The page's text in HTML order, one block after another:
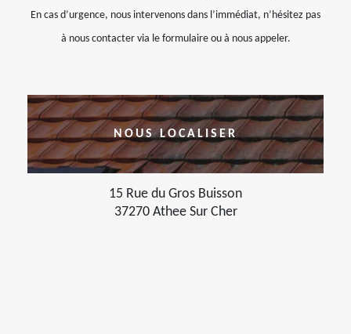
En cas d’urgence, nous intervenons dans l’immédiat, n’hésitez pas
à nous contacter via le formulaire ou à nous appeler.
NOUS LOCALISER
15 Rue du Gros Buisson
37270 Athee Sur Cher